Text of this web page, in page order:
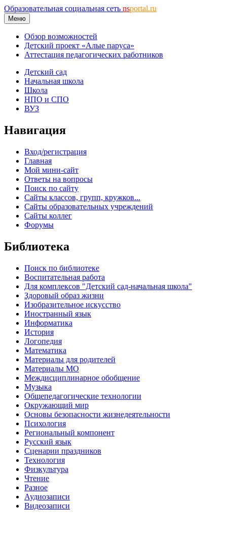
Образовательная социальная сеть nsportal.ru
Меню
Обзор возможностей
Детский проект «Алые паруса»
Аттестация педагогических работников
Детский сад
Начальная школа
Школа
НПО и СПО
ВУЗ
Навигация
Вход/регистрация
Главная
Мой мини-сайт
Ответы на вопросы
Поиск по сайту
Сайты классов, групп, кружков...
Сайты образовательных учреждений
Сайты коллег
Форумы
Библиотека
Поиск по библиотеке
Воспитательная работа
Для комплексов "Детский сад-начальная школа"
Здоровый образ жизни
Изобразительное искусство
Иностранный язык
Информатика
История
Логопедия
Математика
Материалы для родителей
Материалы МО
Междисциплинарное обобщение
Музыка
Общепедагогические технологии
Окружающий мир
Основы безопасности жизнедеятельности
Психология
Региональный компонент
Русский язык
Сценарии праздников
Технология
Физкультура
Чтение
Разное
Аудиозаписи
Видеозаписи